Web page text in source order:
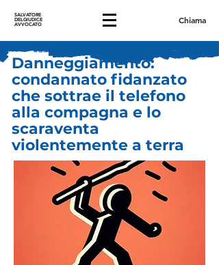
SALVATORE
DELGIUDICE
AVVOCATO Chiama
Danneggiamento:
condannato fidanzato
che sottrae il telefono
alla compagna e lo
scaraventa
violentemente a terra